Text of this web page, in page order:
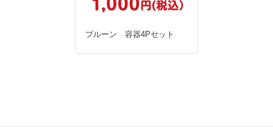
プルーン 容器4Pセット